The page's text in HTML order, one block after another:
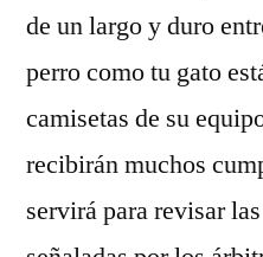
de un largo y duro
perro como tu gato
camisetas de su
recibirán muchos
servirá para revisar